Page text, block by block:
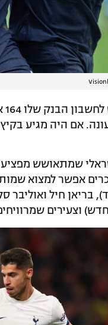
אם היה מגיע
אפשר למצוא שמות